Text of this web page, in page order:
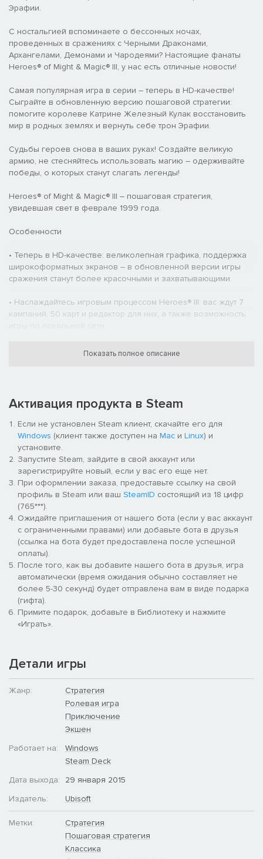
Эрафии.
С ностальгией вспоминаете о бессонных ночах,
проведенных в сражениях с Черными Драконами,
Архангелами, Демонами и Чародеями? Настоящие фанаты
Heroes® of Might & Magic® III, у нас есть отличные новости!
Самая популярная игра в серии – теперь в HD-качестве!
Сыграйте в обновленную версию пошаговой стратегии:
помогите королеве Катрине Железный Кулак восстановить
мир в родных землях и вернуть себе трон Эрафии.
Судьбы героев снова в ваших руках! Создайте великую
армию, не стесняйтесь использовать магию – одерживайте
победы, о которых станут слагать легенды!
Heroes® of Might & Magic® III – пошаговая стратегия,
увидевшая свет в феврале 1999 года.
Особенности
• Теперь в HD-качестве: великолепная графика, поддержка
широкоформатных экранов – в обновленной версии игры
сражения станут более красочными и захватывающими.
• Наслаждайтесь игровым процессом Heroes® III: вас ждут 7
кампаний, 50 карт и редактор для них, а также возможность
• Новый режим сетевой игры: теперь, благодаря Steamworks,
Показать полное описание
Активация продукта в Steam
Если не установлен Steam клиент, скачайте его для
Windows (клиент также доступен на Mac и Linux) и
установите.
Запустите Steam, зайдите в свой аккаунт или
зарегистрируйте новый, если у вас его еще нет.
При оформлении заказа, предоставьте ссылку на свой
профиль в Steam или ваш SteamID состоящий из 18 цифр
(765***).
Ожидайте приглашения от нашего бота (если у вас аккаунт
с ограниченными правами) или добавьте бота в друзья
(ссылка на бота будет предоставлена после успешной
оплаты).
После того, как вы добавите нашего бота в друзья, игра
автоматически (время ожидания обычно составляет не
более 5-30 секунд) будет отправлена вам в виде подарка
(гифта).
Примите подарок, добавьте в Библиотеку и нажмите
«Играть».
Детали игры
Жанр:
Стратегия
Ролевая игра
Приключение
Экшен
Работает на:
Windows
Steam Deck
Дата выхода:
29 января 2015
Издатель:
Ubisoft
Метки:
Стратегия
Пошаговая стратегия
Классика